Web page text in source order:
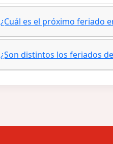
¿Cuál es el próximo feriado
¿Son distintos los feriados